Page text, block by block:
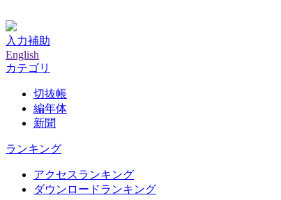
入力補助
English
カテゴリ
切抜帳
編年体
新聞
ランキング
アクセスランキング
ダウンロードランキング